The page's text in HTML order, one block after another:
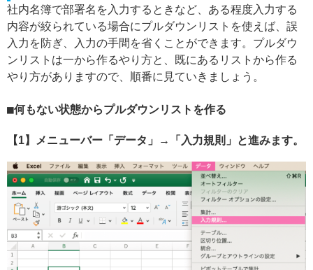
社内名簿で部署名を入力するときなど、ある程度入力する
内容が絞られている場合にプルダウンリストを使えば、誤
入力を防ぎ、入力の手間を省くことができます。プルダウ
ンリストは一から作るやり方と、既にあるリストから作る
やり方がありますので、順番に見ていきましょう。
何もない状態からプルダウンリストを作る
【1】メニューバー「データ」→「入力規則」と進みます。